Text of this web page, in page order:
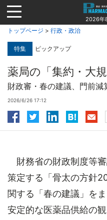
Jump
to
navigation
2026年
トップページ > 行政・政治
特集 ピックアップ
薬局の「集約・大
財政審・春の建議、門前減
2026/6/26 17:12
財務省の財政制度等
策定する「骨太の方針
関する「春の建議」を
安定的な医薬品供給の